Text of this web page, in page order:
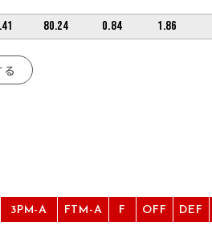
80.24 0.84 1.86
3PM-A FTM-A F OFF DEF